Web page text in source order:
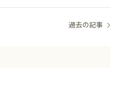
過去の記事